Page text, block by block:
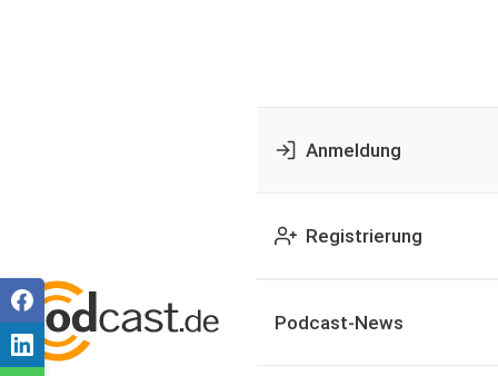
Anmeldung
Registrierung
Podcast-News